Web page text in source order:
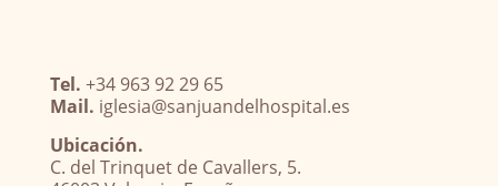
Tel. +34 963 92 29 65
Mail. iglesia@sanjuandelhospital.es
Ubicación.
C. del Trinquet de Cavallers, 5.